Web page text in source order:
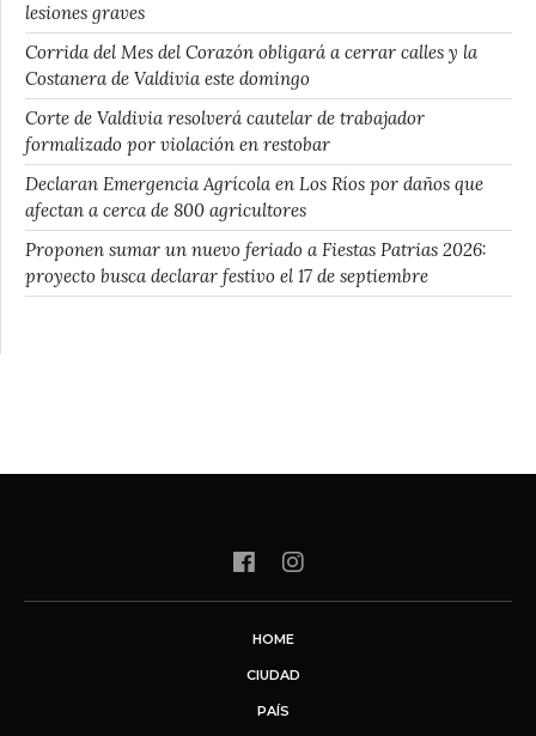
lesiones graves
Corrida del Mes del Corazón obligará a cerrar calles y la
Costanera de Valdivia este domingo
Corte de Valdivia resolverá cautelar de trabajador
formalizado por violación en restobar
Declaran Emergencia Agrícola en Los Ríos por daños que
afectan a cerca de 800 agricultores
Proponen sumar un nuevo feriado a Fiestas Patrias 2026:
proyecto busca declarar festivo el 17 de septiembre
HOME
CIUDAD
PAÍS